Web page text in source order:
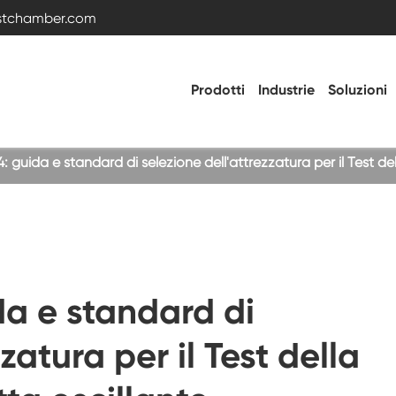
Prodotti
Camera di vibrazione
Camera di prova ad alta bassa temperatura
Industrie Soluzioni
guida e standard di selezione dell'attrezzatura per il Test
e standard di
per il Test della